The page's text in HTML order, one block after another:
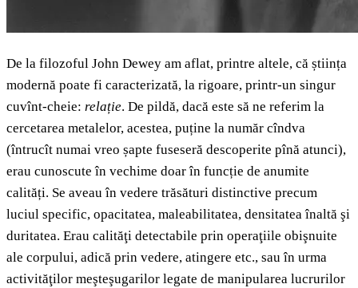
De la filozoful John Dewey am aflat, printre altele, că știința
modernă poate fi caracterizată, la rigoare, printr-un singur
cuvînt-cheie: relație. De pildă, dacă este să ne referim la
cercetarea metalelor, acestea, puține la număr cîndva
(întrucît numai vreo șapte fuseseră descoperite pînă atunci),
erau cunoscute în vechime doar în funcție de anumite
calități. Se aveau în vedere trăsături distinctive precum
luciul specific, opacitatea, maleabilitatea, densitatea înaltă şi
duritatea. Erau calităţi detectabile prin operaţiile obişnuite
ale corpului, adică prin vedere, atingere etc., sau în urma
activităţilor meşteşugarilor legate de manipularea lucrurilor